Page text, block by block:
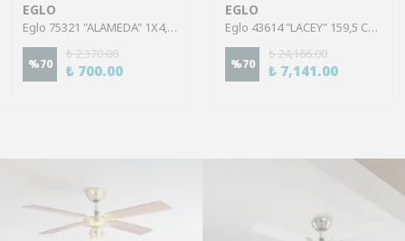
EGLO
Eglo 75321 "ALAMEDA" 1X4,5W Çelik Nikel Mat Sıva Üstü Spot
%70
₺ 2,370.00
₺ 700.00
EGLO
Eglo 43614 "LACEY" 159,5 Cm Yüksekliğinde Çelik, Ahşap Köşe Lambası Lambader
%70
₺ 24,166.00
₺ 7,141.00